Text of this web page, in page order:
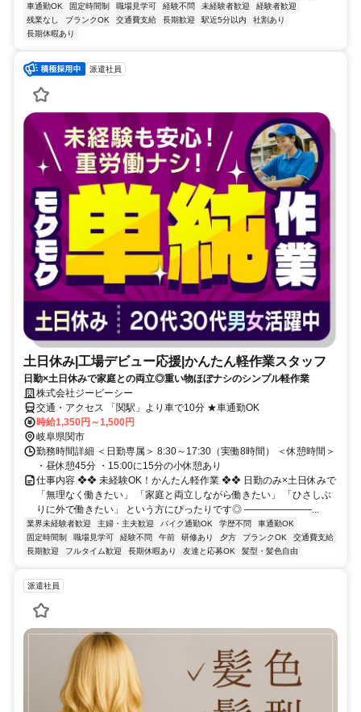
車通勤OK
固定時間制 職場見学可 経験不問 未経験者歓迎
経験者歓迎
残業なし
ブランクOK 交通費支給 長期歓迎 駅近5分以内
社割あり
長期休暇あり
派遣社員
土日休み|工場デビュー応援|かんたん軽作業スタッフ
日勤×土日休みで家庭との両立◎重い物ほぼナシのシンプル軽作業
株式会社ジービーシー
交通・アクセス 「関駅」より車で10分 ★車通勤OK
時給1,350円～1,500円
岐阜県関市
勤務時間詳細 ＜日勤専属＞ 8:30～17:30（実働8時間） ＜休憩時間＞
・昼休憩45分 ・15:00に15分の小休憩あり
仕事内容 ❖❖ 未経験OK！かんたん軽作業 ❖❖ 日勤のみ×土日休みで
「無理なく働きたい」 「家庭と両立しながら働きたい」 「ひさしぶ
りに外で働きたい」 という方にぴったりです◎ ―――――――...
業界未経験者歓迎 主婦・主夫歓迎 バイク通勤OK 学歴不問
車通勤OK
固定時間制
職場見学可 経験不問 午前 研修あり 夕方 ブランクOK
交通費支給
長期歓迎
フルタイム歓迎 長期休暇あり 友達と応募OK 髪型・髪色自由
派遣社員